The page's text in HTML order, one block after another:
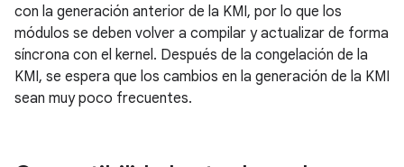
con la generación anterior de la KMI, por lo que los
módulos se deben volver a compilar y actualizar de forma
síncrona con el kernel. Después de la congelación de la
KMI, se espera que los cambios en la generación de la KMI
sean muy poco frecuentes.